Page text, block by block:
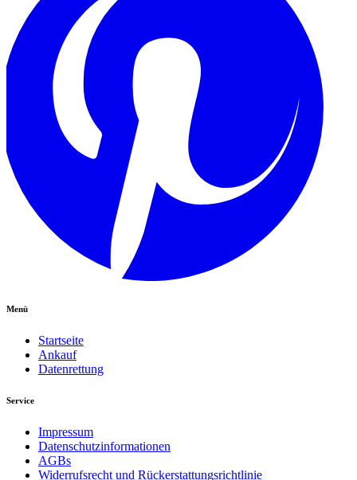
Menü
Startseite
Ankauf
Datenrettung
Service
Impressum
Datenschutzinformationen
AGBs
Widerrufsrecht und Rückerstattungsrichtlinie